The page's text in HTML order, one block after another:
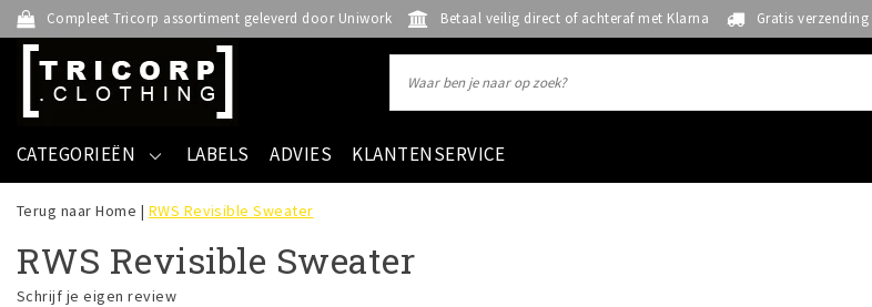
Compleet Tricorp assortiment geleverd door Uniwork Betaal veilig direct of achteraf met Klarna Gratis
CATEGORIEËN LABELS ADVIES KLANTENSERVICE
Terug naar Home | RWS Revisible Sweater
RWS Revisible Sweater
Schrijf je eigen review